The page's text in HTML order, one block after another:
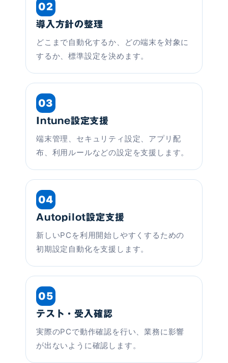
02
導入方針の整理
どこまで自動化するか、どの端末を対象に
するか、標準設定を決めます。
03
Intune設定支援
端末管理、セキュリティ設定、アプリ配
布、利用ルールなどの設定を支援します。
04
Autopilot設定支援
新しいPCを利用開始しやすくするための
初期設定自動化を支援します。
05
テスト・受入確認
実際のPCで動作確認を行い、業務に影響
が出ないように確認します。